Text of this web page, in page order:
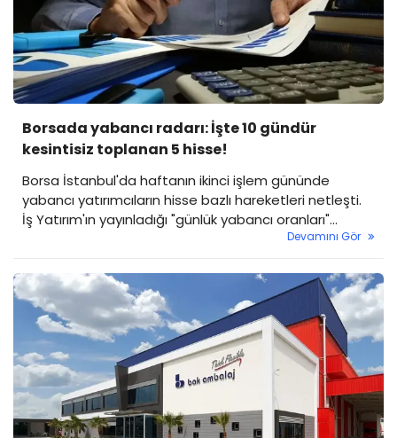
Borsada yabancı radarı: İşte 10 gündür
kesintisiz toplanan 5 hisse!
Borsa İstanbul'da haftanın ikinci işlem gününde
yabancı yatırımcıların hisse bazlı hareketleri netleşti.
İş Yatırım'ın yayınladığı "günlük yabancı oranları"
raporuna göre, borsadaki toplam yabancı payı yüzde
36,98 seviyesine yükselirken, bazı hisselerdeki istikrarlı
alım serisi dikkat çekti.
Devamını Gör